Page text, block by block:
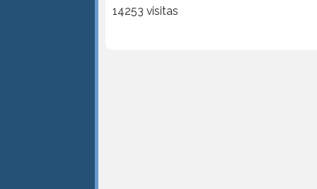
14253 visitas